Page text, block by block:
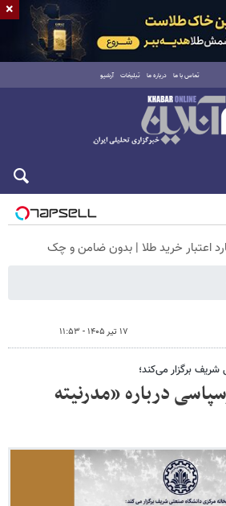
تماس با ما درباره ما تبلیغات آرشیو
۱۷ تیر ۱۴۰۵ - ۱۱:۵۳
شریف برگزار می‌کند؛
درباره «مدرنیته
×